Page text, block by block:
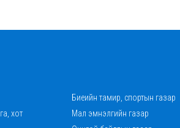
Биеийн тамир, спортын газар
хот
Мал эмнэлгийн газар